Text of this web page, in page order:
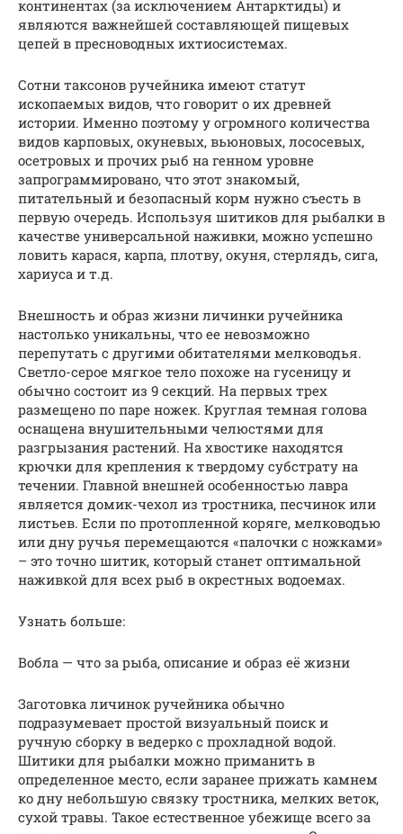
континентах (за исключением Антарктиды) и
являются важнейшей составляющей пищевых
цепей в пресноводных ихтиосистемах.
Сотни таксонов ручейника имеют статут
ископаемых видов, что говорит о их древней
истории. Именно поэтому у огромного количества
видов карповых, окуневых, вьюновых, лососевых,
осетровых и прочих рыб на генном уровне
запрограммировано, что этот знакомый,
питательный и безопасный корм нужно съесть в
первую очередь. Используя шитиков для рыбалки в
качестве универсальной наживки, можно успешно
ловить карася, карпа, плотву, окуня, стерлядь, сига,
хариуса и т.д.
Внешность и образ жизни личинки ручейника
настолько уникальны, что ее невозможно
перепутать с другими обитателями мелководья.
Светло-серое мягкое тело похоже на гусеницу и
обычно состоит из 9 секций. На первых трех
размещено по паре ножек. Круглая темная голова
оснащена внушительными челюстями для
разгрызания растений. На хвостике находятся
крючки для крепления к твердому субстрату на
течении. Главной внешней особенностью лавра
является домик-чехол из тростника, песчинок или
листьев. Если по протопленной коряге, мелководью
или дну ручья перемещаются «палочки с ножками»
– это точно шитик, который станет оптимальной
наживкой для всех рыб в окрестных водоемах.
Узнать больше:
Вобла — что за рыба, описание и образ её жизни
Заготовка личинок ручейника обычно
подразумевает простой визуальный поиск и
ручную сборку в ведерко с прохладной водой.
Шитики для рыбалки можно приманить в
определенное место, если заранее прижать камнем
ко дну небольшую связку тростника, мелких веток,
сухой травы. Такое естественное убежище всего за